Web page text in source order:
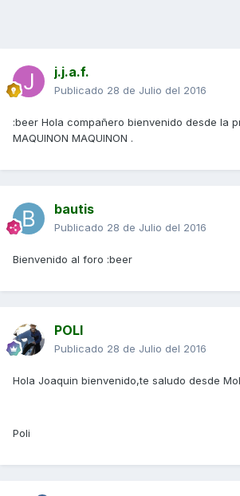
j.j.a.f.
Publicado 28 de Julio del 2016
:beer Hola compañero bienvenido desde la
MAQUINON MAQUINON .
bautis
Publicado 28 de Julio del 2016
Bienvenido al foro :beer
POLI
Publicado 28 de Julio del 2016
Hola Joaquin bienvenido,te saludo desde
Poli